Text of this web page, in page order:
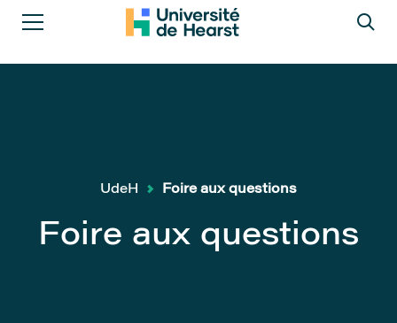
Foire aux questions
UdeH Foire aux questions